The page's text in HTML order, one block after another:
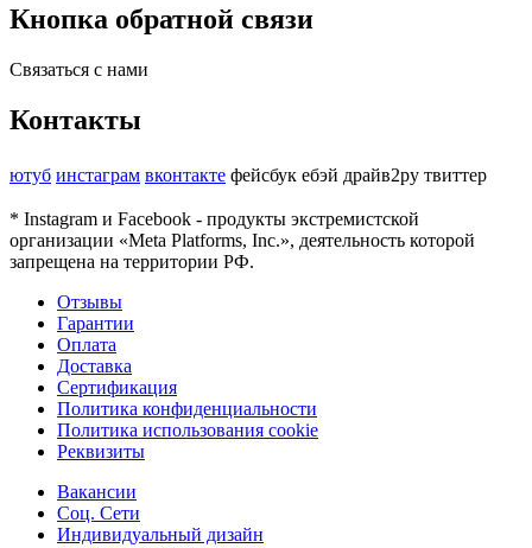
Кнопка обратной связи
Связаться с нами
Контакты
ютуб инстаграм вконтакте фейсбук ебэй драйв2ру твиттер
* Instagram и Facebook - продукты экстремистской
организации «Meta Platforms, Inc.», деятельность которой
запрещена на территории РФ.
Отзывы
Гарантии
Оплата
Доставка
Сертификация
Политика конфиденциальности
Политика использования cookie
Реквизиты
Вакансии
Соц. Сети
Индивидуальный дизайн